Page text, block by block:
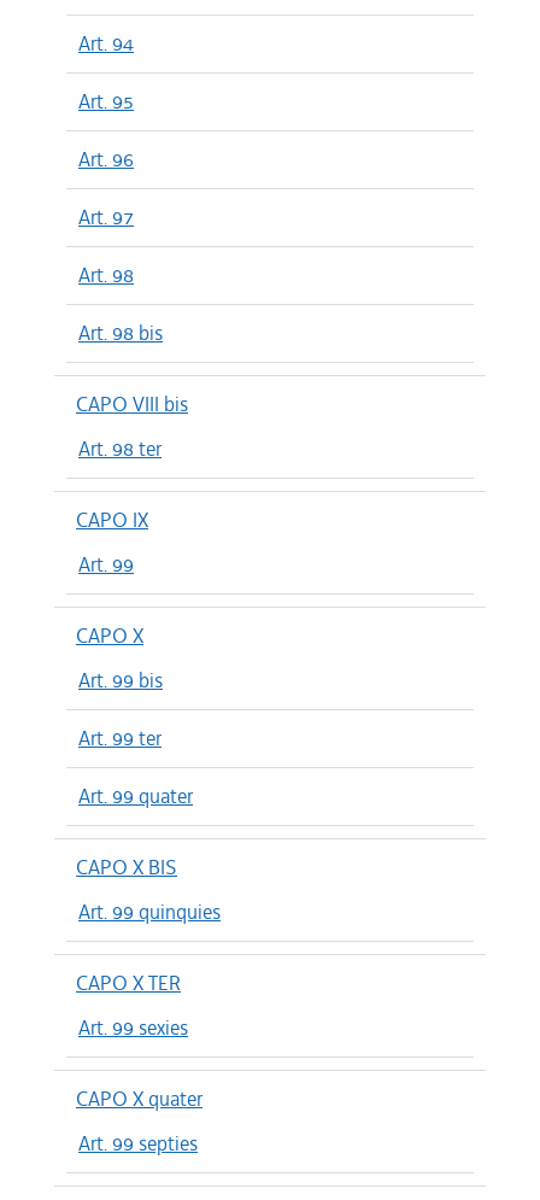
Art. 94
Art. 95
Art. 96
Art. 97
Art. 98
Art. 98 bis
CAPO VIII bis
Art. 98 ter
CAPO IX
Art. 99
CAPO X
Art. 99 bis
Art. 99 ter
Art. 99 quater
CAPO X BIS
Art. 99 quinquies
CAPO X TER
Art. 99 sexies
CAPO X quater
Art. 99 septies